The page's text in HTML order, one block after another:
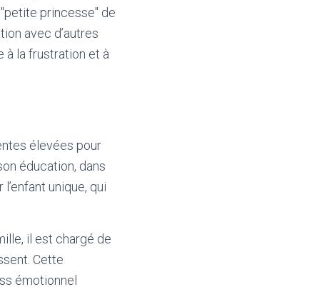
princesse" de
avec d’autres
à la frustration et à
élevées pour
éducation, dans
unique, qui
il est chargé de
Cette
émotionnel